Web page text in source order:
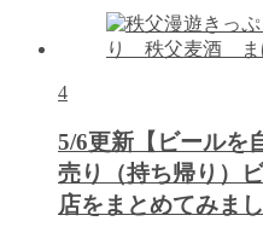
4
5/6更新【ビールを
売り（持ち帰り）
店をまとめてみま